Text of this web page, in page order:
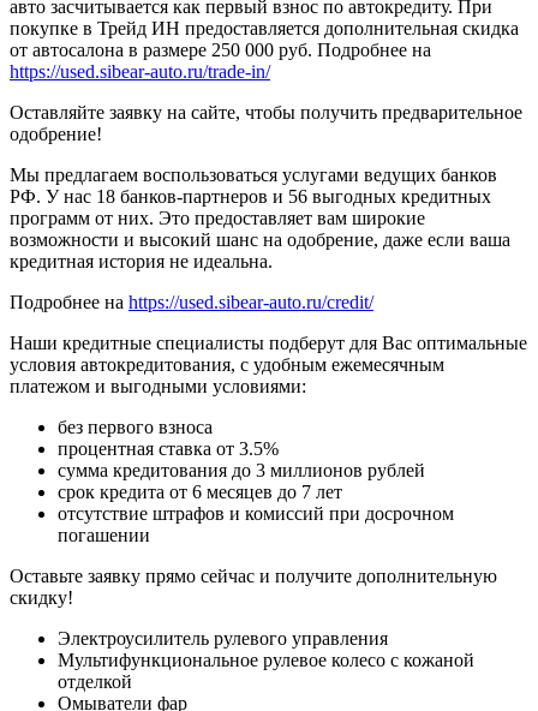
авто засчитывается как первый взнос по автокредиту. При
покупке в Трейд ИН предоставляется дополнительная скидка
от автосалона в размере 250 000 руб. Подробнее на
https://used.sibear-auto.ru/trade-in/
Оставляйте заявку на сайте, чтобы получить предварительное
одобрение!
Мы предлагаем воспользоваться услугами ведущих банков
РФ. У нас 18 банков-партнеров и 56 выгодных кредитных
программ от них. Это предоставляет вам широкие
возможности и высокий шанс на одобрение, даже если ваша
кредитная история не идеальна.
Подробнее на https://used.sibear-auto.ru/credit/
Наши кредитные специалисты подберут для Вас оптимальные
условия автокредитования, с удобным ежемесячным
платежом и выгодными условиями:
без первого взноса
процентная ставка от 3.5%
сумма кредитования до 3 миллионов рублей
срок кредита от 6 месяцев до 7 лет
отсутствие штрафов и комиссий при досрочном
погашении
Оставьте заявку прямо сейчас и получите дополнительную
скидку!
Электроусилитель рулевого управления
Мультифункциональное рулевое колесо с кожаной
отделкой
Омыватели фар